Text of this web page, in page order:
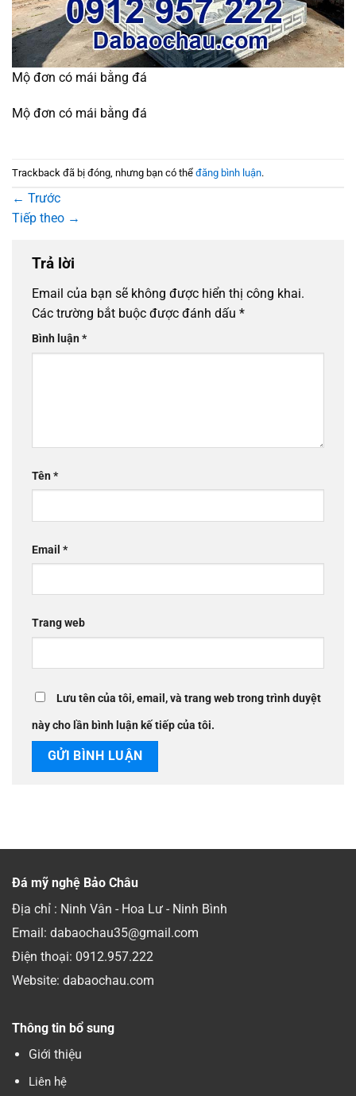
Mộ đơn có mái bằng đá
Mộ đơn có mái bằng đá
Trackback đã bị đóng, nhưng bạn có thể đăng bình luận.
← Trước
Tiếp theo →
Trả lời
Email của bạn sẽ không được hiển thị công khai.
Các trường bắt buộc được đánh dấu *
Bình luận*
Tên*
Email *
Trang web
Lưu tên của tôi, email, và trang web trong trình duyệt
này cho lần bình luận kế tiếp của tôi.
Đá mỹ nghệ Bảo Châu
Địa chỉ : Ninh Vân - Hoa Lư - Ninh Bình
Email: dabaochau35@gmail.com
Điện thoại: 0912.957.222
Website: dabaochau.com
Thông tin bổ sung
Giới thiệu
Liên hệ